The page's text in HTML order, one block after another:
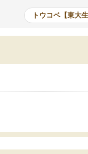
いただいたが、1時間
範囲は限られており
なく、上手い活用の仕
トウコベ【東大